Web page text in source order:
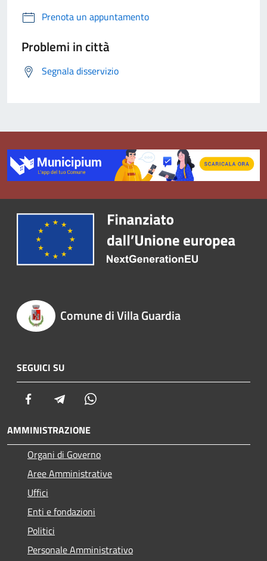
Prenota un appuntamento
Problemi in città
Segnala disservizio
Comune di Villa Guardia
SEGUICI SU
Facebook Telegram
AMMINISTRAZIONE
Organi di Governo
Aree Amministrative
Uffici
Enti e fondazioni
Politici
Personale Amministrativo